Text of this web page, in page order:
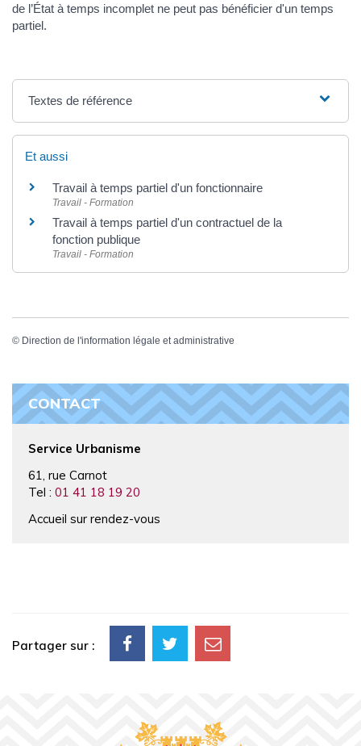
de l’État à temps incomplet ne peut pas bénéficier d'un temps
partiel.
Textes de référence
Et aussi
Travail à temps partiel d'un fonctionnaire
Travail - Formation
Travail à temps partiel d'un contractuel de la
fonction publique
Travail - Formation
© Direction de l'information légale et administrative
CONTACT
Service Urbanisme
61, rue Carnot
Tel : 01 41 18 19 20
Accueil sur rendez-vous
Partager sur :